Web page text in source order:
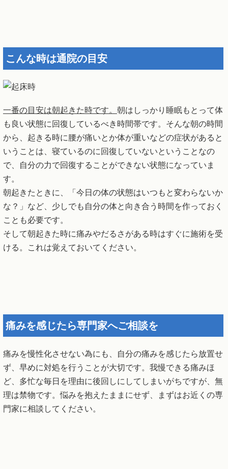
こんな時は通院の目安
一番の目安は朝起きた時です。 朝はしっかり睡眠もとって体
も良い状態に回復しているべき時間帯です。そんな朝の時間
から、起きる時に腰が痛いとか体が重いなどの症状があると
いうことは、寝ているのに回復していないということなの
で、自分の力で回復することができない状態になっていま
す。
朝起きたときに、「今日の体の状態はいつもと変わらないか
な？」など、少しでも自分の体と向き合う時間を作っておく
ことも必要です。
そして朝起きた時に痛みやだるさがある時はすぐに施術を受
ける。これは覚えておいてください。
痛みを感じたら専門家へご相談を
痛みを慢性化させない為にも、自分の痛みを感じたら放置せ
ず、早めに対処を行うことが大切です。我慢できる痛みほ
ど、多忙な毎日を理由に後回しにしてしまいがちですが、無
理は禁物です。悩みを抱えたままにせず、まずはお近くの専
門家に相談してください。